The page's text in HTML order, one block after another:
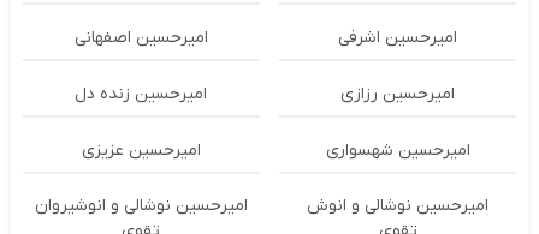
امیرحسین اشرفی امیرحسین اصفهانی
امیرحسین رزازی امیرحسین زنده دل
امیرحسین شهسواری امیرحسین عزیزی
امیرحسین نوشالی و انوش
امیرحسین نوشالی و انوشیروان